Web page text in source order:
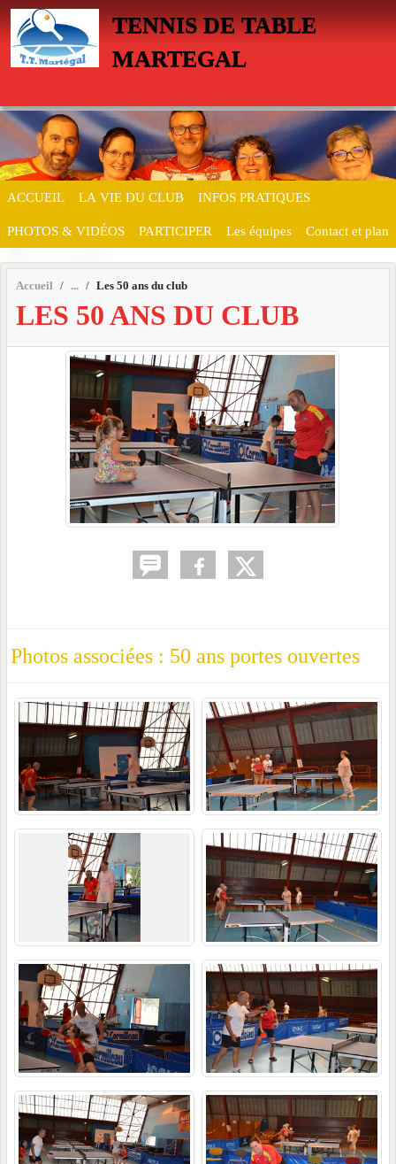
TENNIS DE TABLE
MARTEGAL
ACCUEIL LA VIE DU CLUB INFOS PRATIQUES
PHOTOS & VIDÉOS PARTICIPER Les équipes Contact et plan
Accueil Les 50 ans du club
LES 50 ANS DU CLUB
Photos associées : 50 ans portes ouvertes
Panneau de gestion des cookies